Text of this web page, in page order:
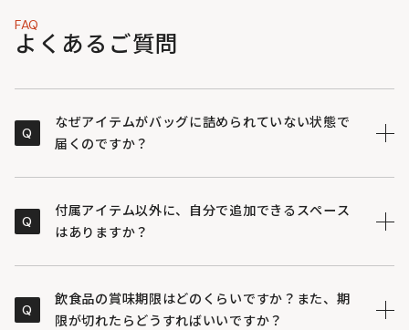
FAQ
よくあるご質問
Q
なぜアイテムがバッグに詰められていない状態で
届くのですか？
ぐためです。 お届けしたアイテムを自らの手で一つずつ
確認し、バッグへパッキングする作業そのものが、重要
余裕にも繋がります。
Q
付属アイテム以外に、自分で追加できるスペース
はありますか？
災の「基本セット」であり、ご自身の環境に合わせて必
要なものを適宜追加して備えていただくことを前提とし
Q
飲食品の賞味期限はどのくらいですか？また、期
限が切れたらどうすればいいですか？